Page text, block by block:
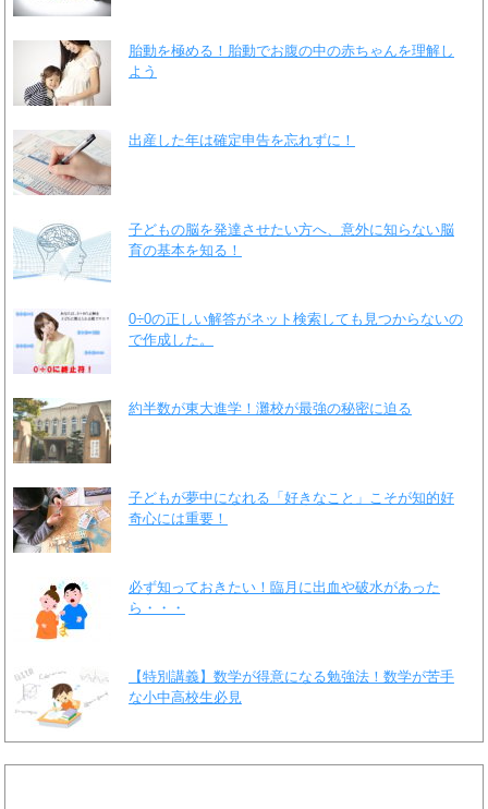
胎動を極める！胎動でお腹の中の赤ちゃんを理解し
よう
出産した年は確定申告を忘れずに！
子どもの脳を発達させたい方へ、意外に知らない脳
育の基本を知る！
0÷0の正しい解答がネット検索しても見つからないの
で作成した。
約半数が東大進学！灘校が最強の秘密に迫る
子どもが夢中になれる「好きなこと」こそが知的好
奇心には重要！
必ず知っておきたい！臨月に出血や破水があった
ら・・・
【特別講義】数学が得意になる勉強法！数学が苦手
な小中高校生必見